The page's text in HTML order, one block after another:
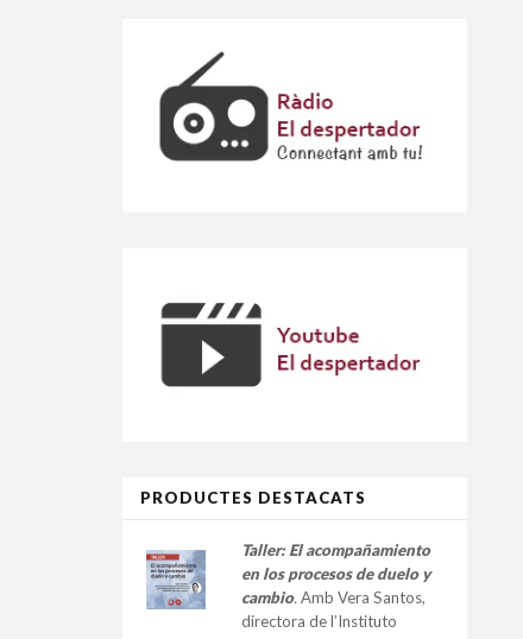
PRODUCTES DESTACATS
Taller: El acompañamiento
en los procesos de duelo y
cambio. Amb Vera Santos,
directora de l’Instituto